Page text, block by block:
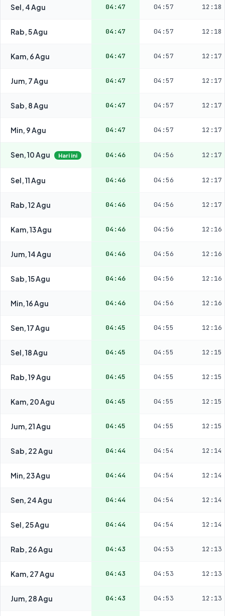
Sel, 4 Agu 04:47 04:57 12:18
Rab, 5 Agu 04:47 04:57 12:18
Kam, 6 Agu 04:47 04:57 12:17
Jum, 7 Agu 04:47 04:57 12:17
Sab, 8 Agu 04:47 04:57 12:17
Min, 9 Agu 04:47 04:57 12:17
Sen, 10 Agu Hari ini 04:46 04:56 12:17
Sel, 11 Agu 04:46 04:56 12:17
Rab, 12 Agu 04:46 04:56 12:17
Kam, 13 Agu 04:46 04:56 12:16
Jum, 14 Agu 04:46 04:56 12:16
Sab, 15 Agu 04:46 04:56 12:16
Min, 16 Agu 04:46 04:56 12:16
Sen, 17 Agu 04:45 04:55 12:16
Sel, 18 Agu 04:45 04:55 12:15
Rab, 19 Agu 04:45 04:55 12:15
Kam, 20 Agu 04:45 04:55 12:15
Jum, 21 Agu 04:45 04:55 12:15
Sab, 22 Agu 04:44 04:54 12:14
Min, 23 Agu 04:44 04:54 12:14
Sen, 24 Agu 04:44 04:54 12:14
Sel, 25 Agu 04:44 04:54 12:14
Rab, 26 Agu 04:43 04:53 12:13
Kam, 27 Agu 04:43 04:53 12:13
Jum, 28 Agu 04:43 04:53 12:13